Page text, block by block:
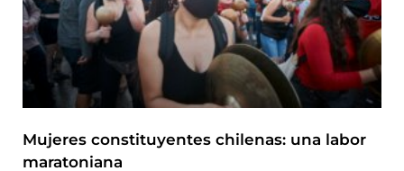
Mujeres constituyentes chilenas: una labor
maratoniana